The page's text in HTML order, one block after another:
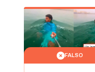
FALSO